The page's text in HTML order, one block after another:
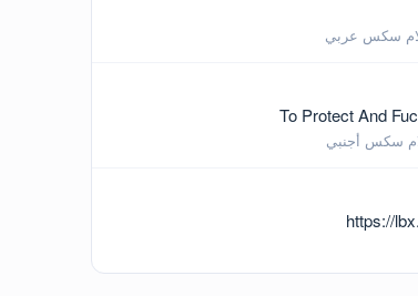
سكس عربي
To Protect And
سكس أجنبي